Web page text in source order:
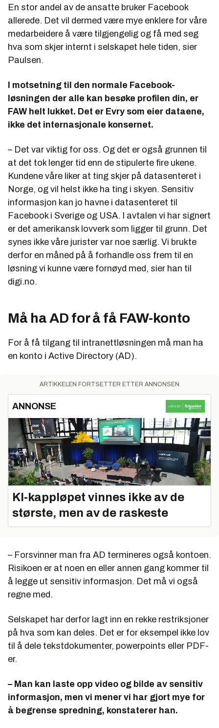
En stor andel av de ansatte bruker Facebook
allerede. Det vil dermed være mye enklere for våre
medarbeidere å være tilgjengelig og få med seg
hva som skjer internt i selskapet hele tiden, sier
Paulsen.
I motsetning til den normale Facebook-
løsningen der alle kan besøke profilen din, er
FAW helt lukket. Det er Evry som eier dataene,
ikke det internasjonale konsernet.
– Det var viktig for oss. Og det er også grunnen til
at det tok lenger tid enn de stipulerte fire ukene.
Kundene våre liker at ting skjer på datasenteret i
Norge, og vil helst ikke ha ting i skyen. Sensitiv
informasjon kan jo havne i datasenteret til
Facebook i Sverige og USA. I avtalen vi har signert
er det amerikansk lovverk som ligger til grunn. Det
synes ikke våre jurister var noe særlig. Vi brukte
derfor en måned på å forhandle oss frem til en
løsning vi kunne være fornøyd med, sier han til
digi.no.
Må ha AD for å få FAW-konto
For å få tilgang til intranettløsningen må man ha
en konto i Active Directory (AD).
ARTIKKELEN FORTSETTER ETTER ANNONSEN
ANNONSE
KI‑kappløpet vinnes ikke av de
største, men av de raskeste
– Forsvinner man fra AD termineres også kontoen.
Risikoen er at noen en eller annen gang kommer til
å legge ut sensitiv informasjon. Det må vi også
regne med.
Selskapet har derfor lagt inn en rekke restriksjoner
på hva som kan deles. Det er for eksempel ikke lov
til å dele tekstdokumenter, powerpoints eller PDF-
er.
– Man kan laste opp video og bilde av sensitiv
informasjon, men vi mener vi har gjort mye for
å begrense spredning, konstaterer han.